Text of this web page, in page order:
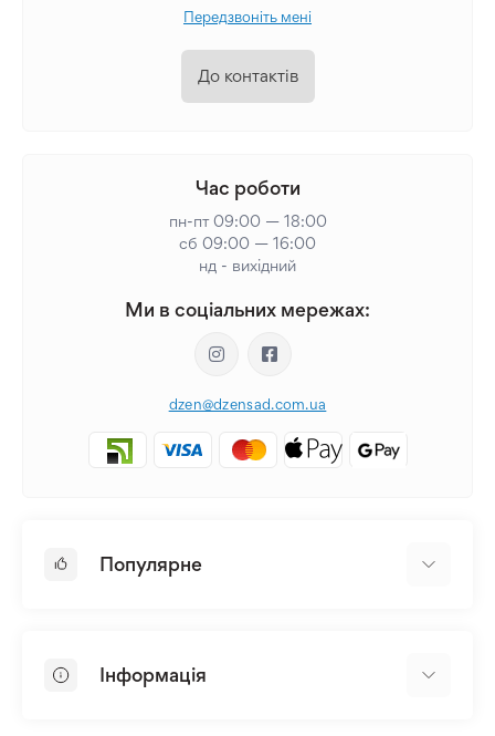
Передзвоніть мені
До контактів
Час роботи
пн-пт 09:00 — 18:00
сб 09:00 — 16:00
нд - вихідний
Ми в соціальних мережах:
dzen@dzensad.com.ua
Популярне
Лілія
Інформація